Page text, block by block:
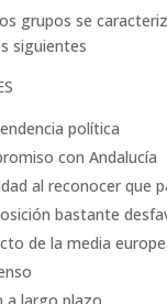
grupos se
siguientes
política
con Andalucía
al reconocer que
bastante
de la media
a largo plazo